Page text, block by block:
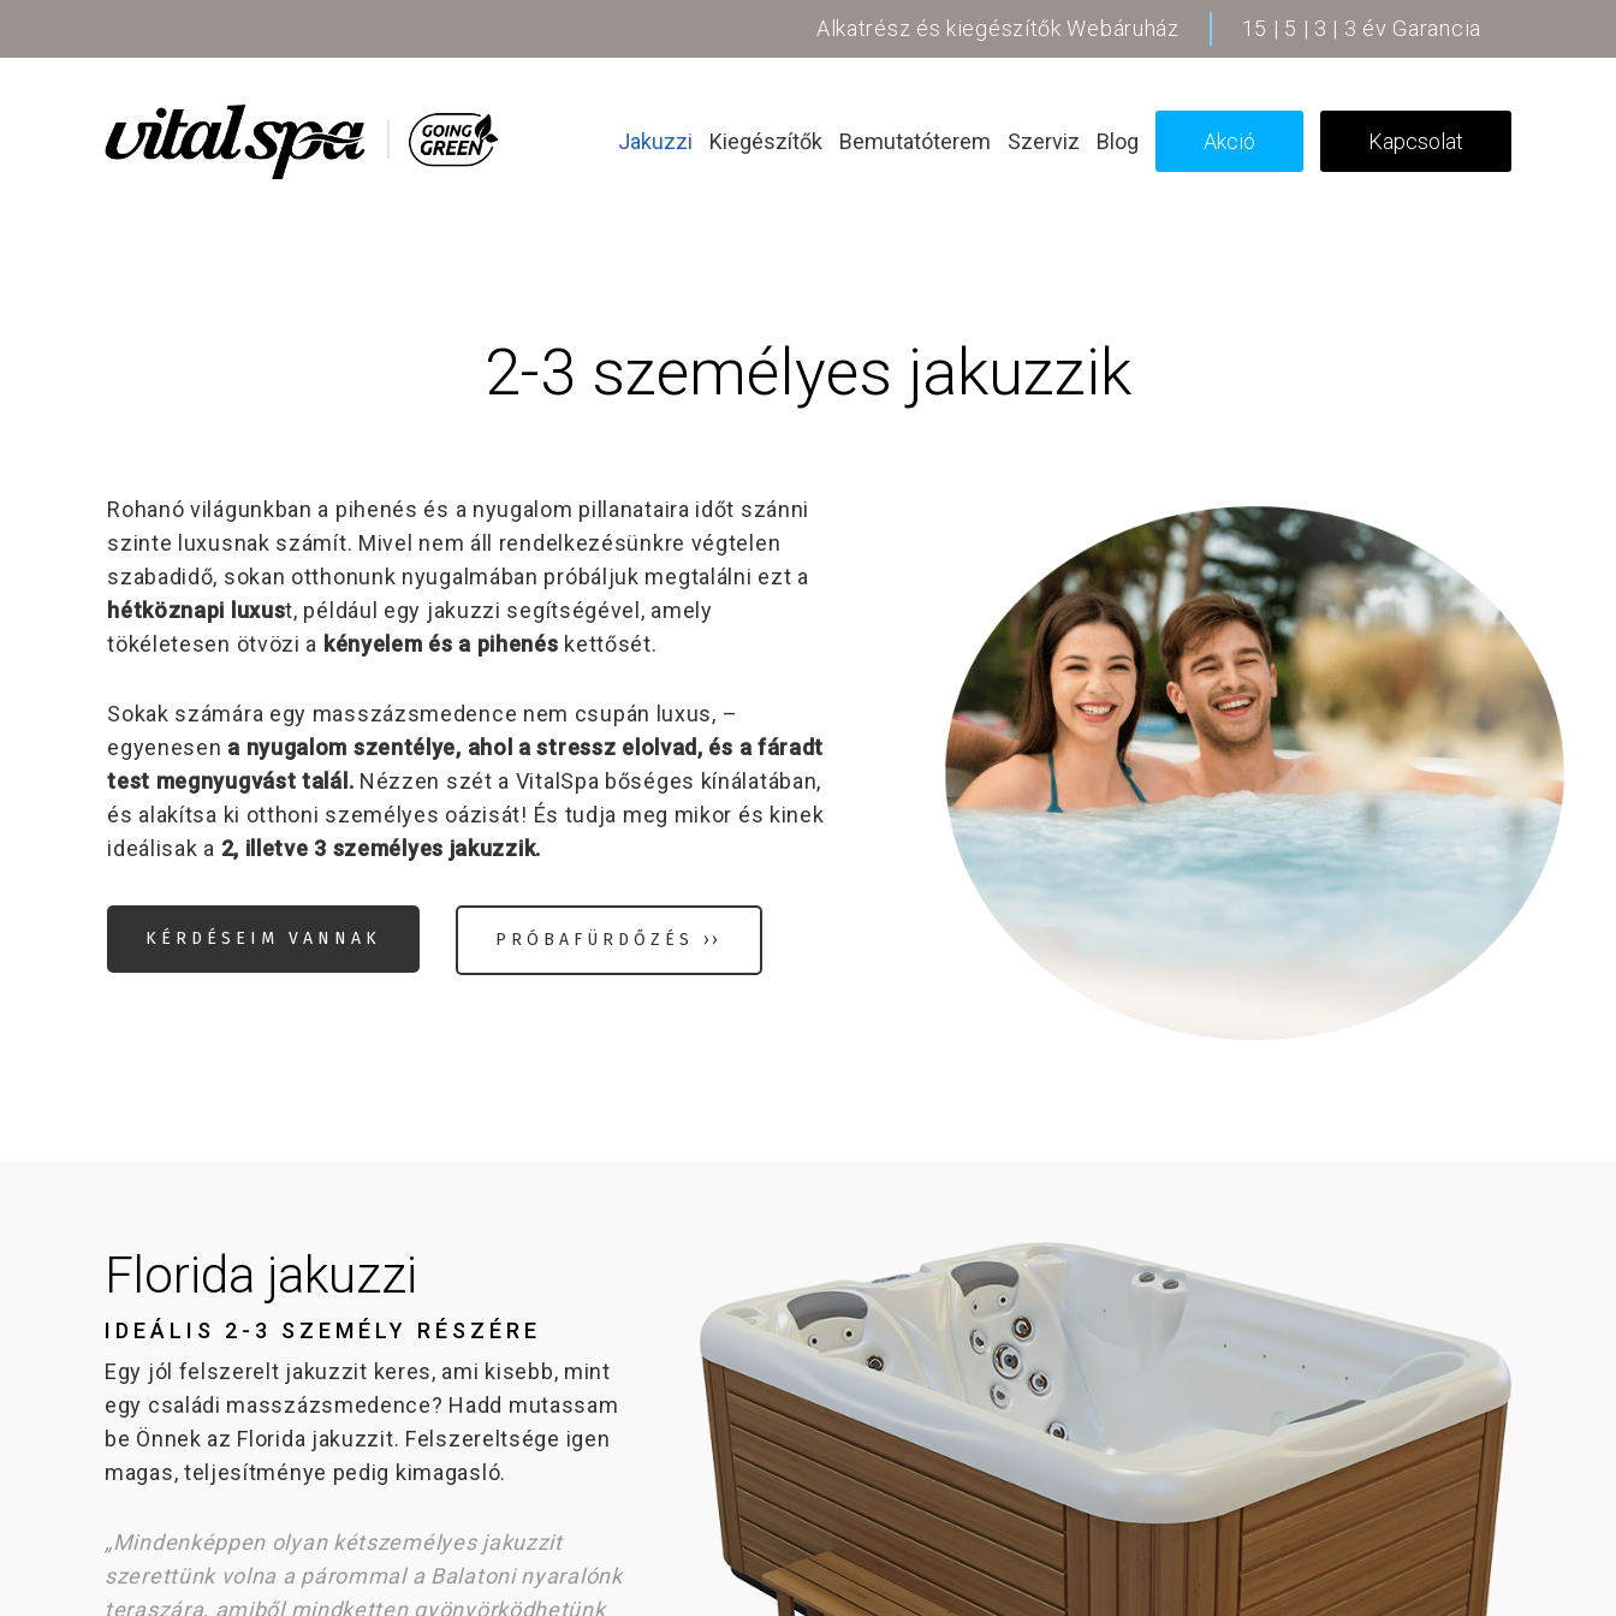
15 | 5 | 3 | 3 év Garancia
Alkatrész és kiegészítők Webáruház
Jakuzzi Kiegészítők Bemutatóterem Szerviz Blog Akció Kapcsolat
2-3 személyes jakuzzik
Rohanó világunkban a pihenés és a nyugalom pillanataira időt szánni
szinte luxusnak számít. Mivel nem áll rendelkezésünkre végtelen
szabadidő, sokan otthonunk nyugalmában próbáljuk megtalálni ezt a
hétköznapi luxust, például egy jakuzzi segítségével, amely
tökéletesen ötvözi a kényelem és a pihenés kettősét.
Sokak számára egy masszázsmedence nem csupán luxus, –
egyenesen a nyugalom szentélye, ahol a stressz elolvad, és a fáradt
test megnyugvást talál. Nézzen szét a VitalSpa bőséges kínálatában,
és alakítsa ki otthoni személyes oázisát! És tudja meg mikor és kinek
ideálisak a 2, illetve 3 személyes jakuzzik.
KÉRDÉSEIM VANNAK PRÓBAFÜRDŐZÉS ››
Florida jakuzzi
IDEÁLIS 2-3 SZEMÉLY RÉSZÉRE
Egy jól felszerelt jakuzzit keres, ami kisebb, mint
egy családi masszázsmedence? Hadd mutassam
be Önnek az Florida jakuzzit. Felszereltsége igen
magas, teljesítménye pedig kimagasló.
„Mindenképpen olyan kétszemélyes jakuzzit
szerettünk volna a párommal a Balatoni nyaralónk
teraszára, amiből mindketten gyönyörködhetünk